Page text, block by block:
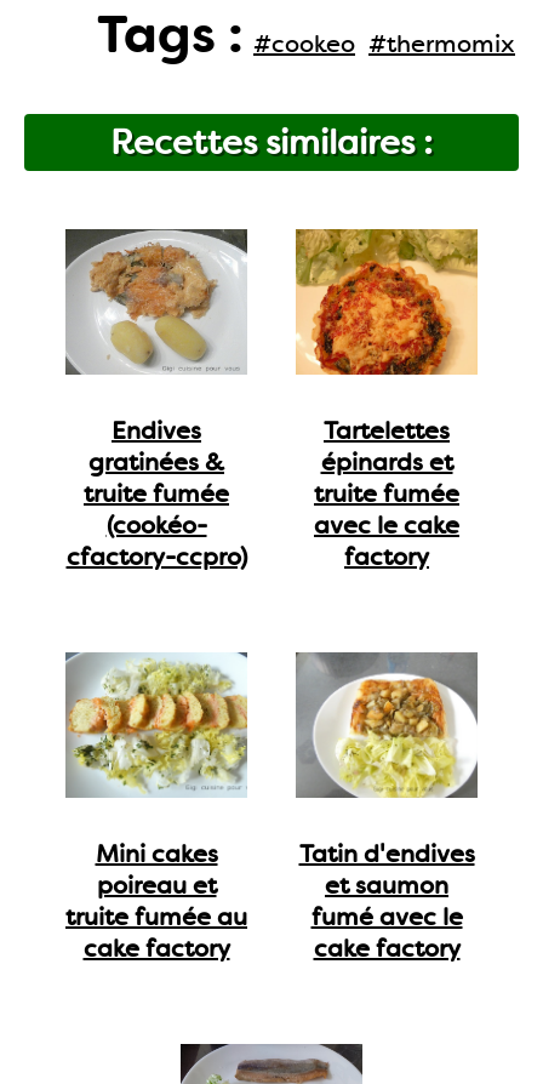
Tags : #cookeo #thermomix
Recettes similaires :
Endives
gratinées &
truite fumée
(cookéo-
cfactory-ccpro)
Tartelettes
épinards et
truite fumée
avec le cake
factory
Mini cakes
poireau et
truite fumée au
cake factory
Tatin d'endives
et saumon
fumé avec le
cake factory